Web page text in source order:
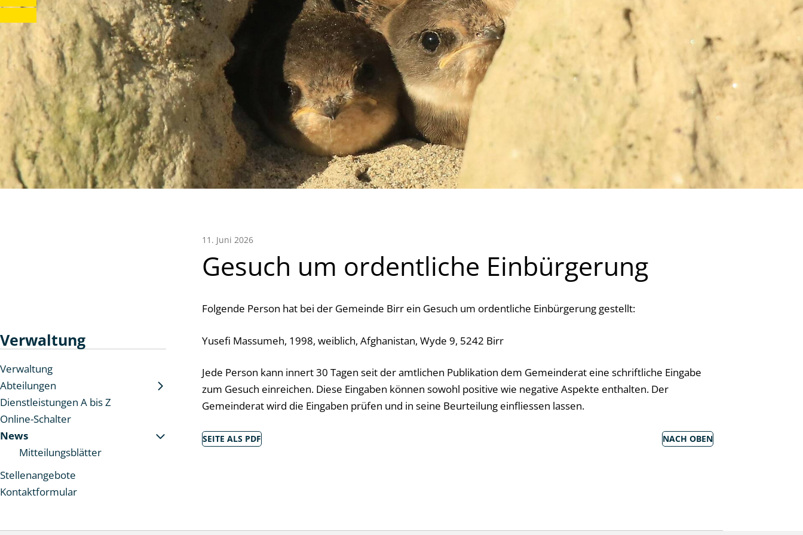
Verwaltung
Verwaltung
Abteilungen
Dienstleistungen A bis Z
Online-Schalter
News
Mitteilungsblätter
Stellenangebote
Kontaktformular
Gesuch um ordentliche Einbürgerung
11. Juni 2026
Folgende Person hat bei der Gemeinde Birr ein Gesuch um ordentliche Einbürgerung gestellt:
Yusefi Massumeh, 1998, weiblich, Afghanistan, Wyde 9, 5242 Birr
Jede Person kann innert 30 Tagen seit der amtlichen Publikation dem Gemeinderat eine schriftliche Eingabe
zum Gesuch einreichen. Diese Eingaben können sowohl positive wie negative Aspekte enthalten. Der
Gemeinderat wird die Eingaben prüfen und in seine Beurteilung einfliessen lassen.
SEITE ALS PDF NACH OBEN